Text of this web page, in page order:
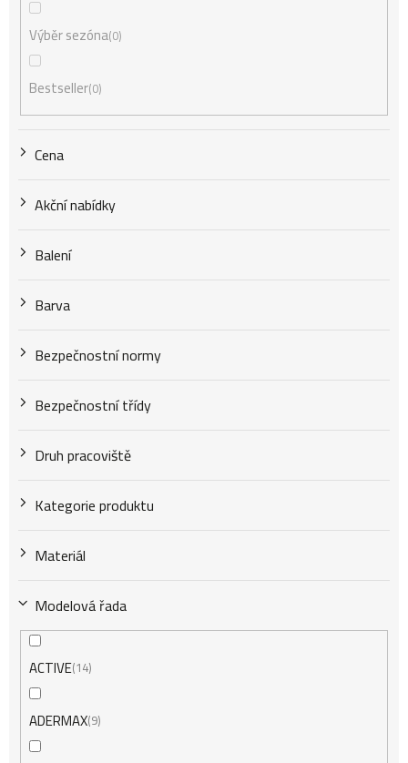
d
u
k
ů
Výběr sezóna 0
Bestseller 0
Cena
Akční nabídky
Balení
Barva
Bezpečnostní normy
Bezpečnostní třídy
Druh pracoviště
Kategorie produktu
Materiál
Modelová řada
ACTIVE 14
ADERMAX 9